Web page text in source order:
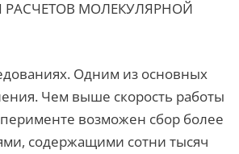
МОЛЕКУЛЯРНОЙ
Одним из основных
Чем выше скорость работы
возможен сбор более
содержащими сотни тысяч